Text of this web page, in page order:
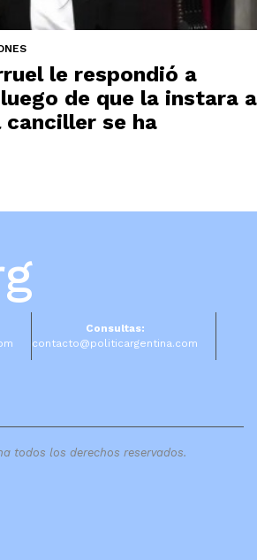
le respondió a
de que la instara a
canciller se ha
Consultas:
contacto@politicargentina.com
todos los derechos reservados.